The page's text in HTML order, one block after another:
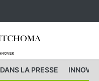
DANS LA PRESSE